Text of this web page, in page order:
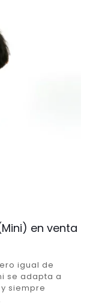
en venta
igual de
se adapta a
siempre